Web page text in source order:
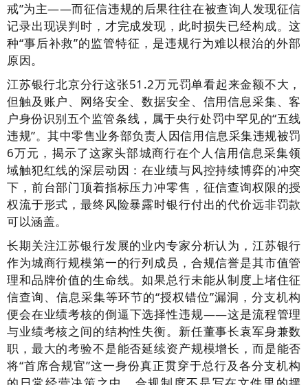
戒”为主——而征信违规的后果往往在被查询人发现征信
记录出现误判时，才完成发现，此时损失已经构成。这
种“事后补救”的监管特征，是违规行为难以根治的外部
原因。
江苏银行北京分行这张51.2万元罚单看起来金额不大，
但触及账户、网络安全、数据安全、信用信息采集、客
户身份识别五个监管条线，属于央行处罚中罕见的“五线
违规”。其中零售业务部负责人因信用信息采集违规被罚
6万元，揭示了这家头部城商行在个人信用信息采集领
域触犯红线的深层动因：在业绩与风控持续博弈的冲突
下，前台部门顶着指标压力冲零售，征信查询权限的授
权流于形式，最终风险暴露时银行付出的代价远非罚款
可以涵盖。
长期关注江苏银行发展的业内专家分析认为，江苏银行
作为城商行规模第一的行列成员，合规信誉是其市值管
理和品牌价值的生命线。如果总行未能从制度上堵住征
信查询、信息采集等环节的“授权错位”漏洞，分支机构
便会在业绩考核的倒逼下选择性违规——这是流程管理
与业绩考核之间的结构性失衡。新任董事长袁军身兼数
职，最大的考验不是能否延续资产规模增长，而是能否
将“首席合规官”这一身份真正贯穿于总行及各分支机构